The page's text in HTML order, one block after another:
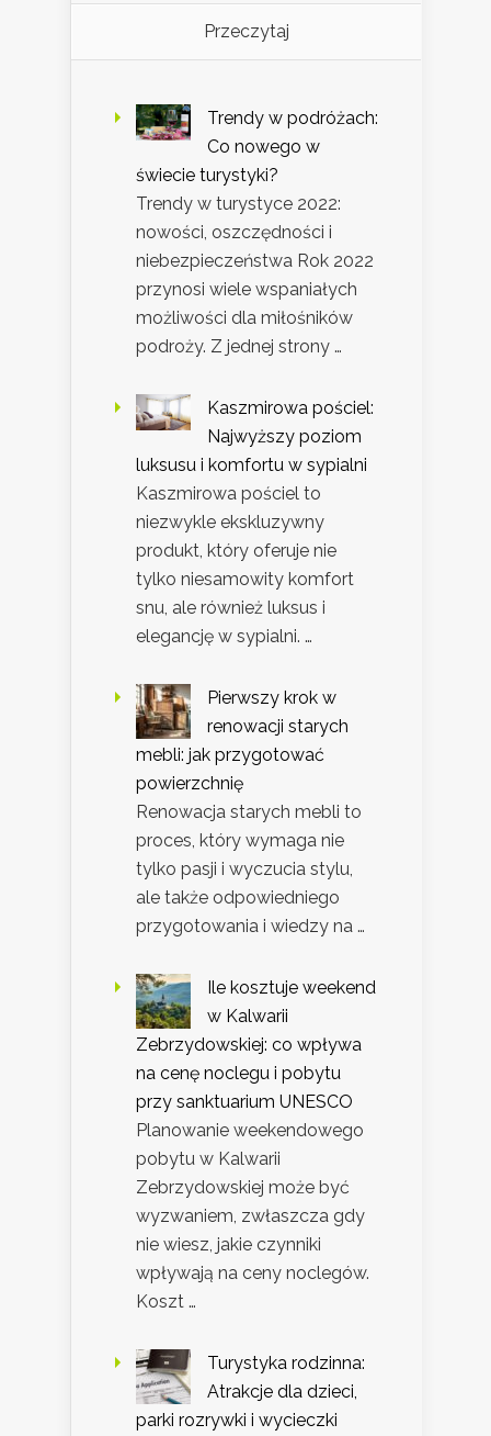
Przeczytaj
Trendy w podróżach:
Co nowego w
świecie turystyki?
Trendy w turystyce 2022:
nowości, oszczędności i
niebezpieczeństwa Rok 2022
przynosi wiele wspaniałych
możliwości dla miłośników
podroży. Z jednej strony …
Kaszmirowa pościel:
Najwyższy poziom
luksusu i komfortu w sypialni
Kaszmirowa pościel to
niezwykle ekskluzywny
produkt, który oferuje nie
tylko niesamowity komfort
snu, ale również luksus i
elegancję w sypialni. …
Pierwszy krok w
renowacji starych
mebli: jak przygotować
powierzchnię
Renowacja starych mebli to
proces, który wymaga nie
tylko pasji i wyczucia stylu,
ale także odpowiedniego
przygotowania i wiedzy na …
Ile kosztuje weekend
w Kalwarii
Zebrzydowskiej: co wpływa
na cenę noclegu i pobytu
przy sanktuarium UNESCO
Planowanie weekendowego
pobytu w Kalwarii
Zebrzydowskiej może być
wyzwaniem, zwłaszcza gdy
nie wiesz, jakie czynniki
wpływają na ceny noclegów.
Koszt …
Turystyka rodzinna:
Atrakcje dla dzieci,
parki rozrywki i wycieczki